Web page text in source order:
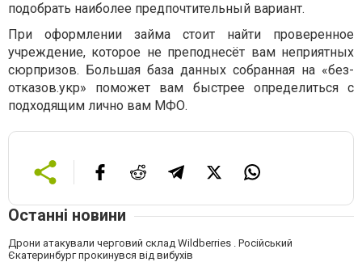
подобрать наиболее предпочтительный вариант.
При оформлении займа стоит найти проверенное
учреждение, которое не преподнесёт вам неприятных
сюрпризов. Большая база данных собранная на «без-
отказов.укр» поможет вам быстрее определиться с
подходящим лично вам МФО.
Останні новини
Дрони атакували черговий склад Wildberries . Російський
Єкатеринбург прокинувся від вибухів